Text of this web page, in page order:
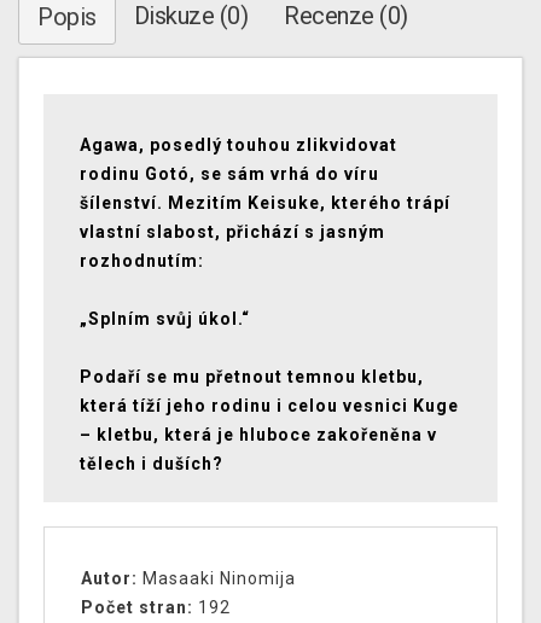
Popis Diskuze (0) Recenze (0)
Agawa, posedlý touhou zlikvidovat
rodinu Gotó, se sám vrhá do víru
šílenství. Mezitím Keisuke, kterého trápí
vlastní slabost, přichází s jasným
rozhodnutím:
„Splním svůj úkol.“
Podaří se mu přetnout temnou kletbu,
která tíží jeho rodinu i celou vesnici Kuge
– kletbu, která je hluboce zakořeněna v
tělech i duších?
Autor: Masaaki Ninomija
Počet stran: 192